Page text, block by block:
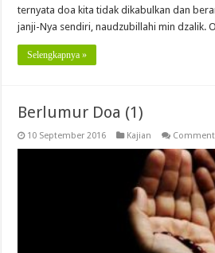
ternyata doa kita tidak dikabulkan dan
janji-Nya sendiri, naudzubillahi min dzalik.
Selengkapnya »
Berlumur Doa (1)
10 September 2016 Kajian